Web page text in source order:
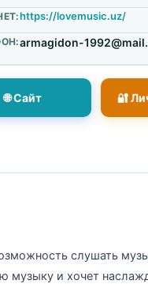
https://lovemusic.uz/
armagidon-
🌐 Сайт 🔐
слушать
музыку и хочет